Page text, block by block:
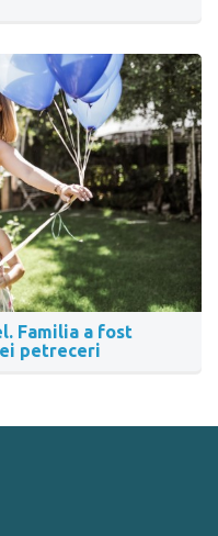
Familia a fost
petreceri